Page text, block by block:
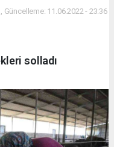
Güncelleme: 11.06.2022 - 23:36
solladı